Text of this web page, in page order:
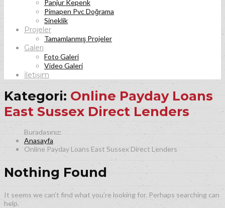
Panjur Kepenk
Pimapen Pvc Doğrama
Sineklik
Projeler
Tamamlanmış Projeler
Galeri
Foto Galeri
Video Galeri
İletişim
Kategori: Online Payday Loans
East Sussex Direct Lenders
Anasayfa
Online Payday Loans East Sussex Direct Lenders
Nothing Found
It seems we can’t find what you’re looking for. Perhaps searching can
help.